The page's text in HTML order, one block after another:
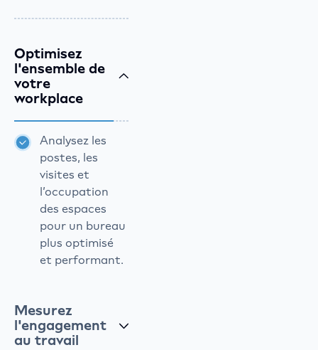
Optimisez
l'ensemble de
votre
workplace
Analysez les
postes, les
visites et
l’occupation
des espaces
pour un bureau
plus optimisé
et performant.
Mesurez
l'engagement
au travail